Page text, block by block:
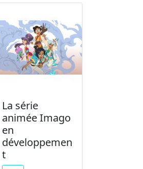
La série
animée Imago
en
développemen
t